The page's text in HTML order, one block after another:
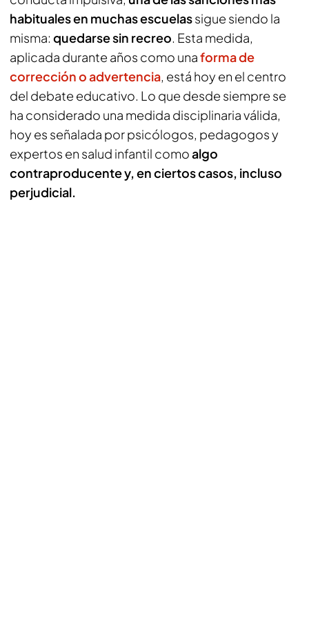
habituales en muchas escuelassigue siendo la
misma: quedarse sin recreo. Esta medida,
aplicada durante años como unaforma de
corrección o advertencia, está hoy en el centro
del debate educativo. Lo que desde siempre se
ha considerado una medida disciplinaria válida,
hoy es señalada por psicólogos, pedagogos y
expertos en salud infantil comoalgo
contraproducente y, en ciertos casos, incluso
perjudicial.